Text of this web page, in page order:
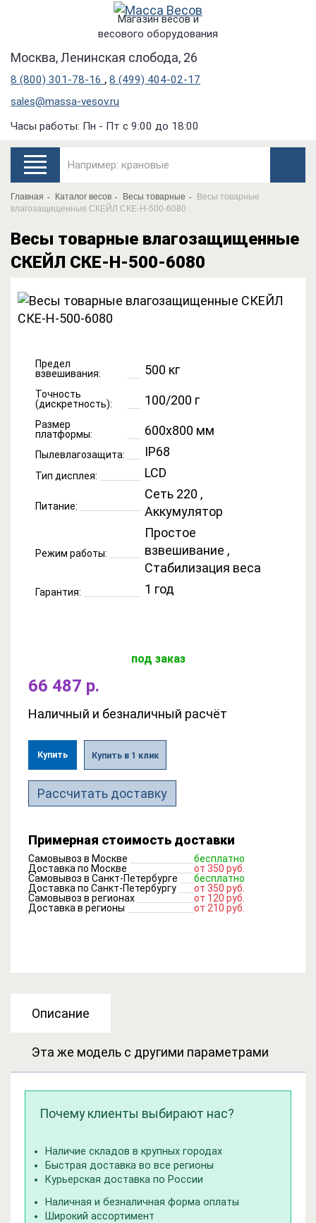
Магазин весов и
весового оборудования
Москва, Ленинская слобода, 26
8 (800) 301-78-16 , 8 (499) 404-02-17
sales@massa-vesov.ru
Часы работы: Пн - Пт с 9:00 до 18:00
Главная Каталог весов Весы товарные
Весы товарные
влагозащищенные СКЕЙЛ СКЕ-Н-500-6080
Весы товарные влагозащищенные
СКЕЙЛ СКЕ-Н-500-6080
Предел
взвешивания:
500 кг
Точность
(дискретность):
100/200 г
Размер
платформы:
600x800 мм
Пылевлагозащита: IP68
Тип дисплея: LCD
Питание:
Сеть 220 ,
Аккумулятор
Режим работы:
Простое
взвешивание ,
Стабилизация веса
Гарантия: 1 год
под заказ
66 487 р.
Наличный и безналичный расчёт
Купить Купить в 1 клик
Рассчитать доставку
Примерная стоимость доставки
Самовывоз в Москве
бесплатно
Доставка по Москве
от 350 руб.
Самовывоз в Санкт-Петербурге
бесплатно
Доставка по Санкт-Петербургу
от 350 руб.
Самовывоз в регионах
от 120 руб.
Доставка в регионы
от 210 руб.
Описание
Эта же модель с другими параметрами
Почему клиенты выбирают нас?
Наличие складов в крупных городах
Быстрая доставка во все регионы
Курьерская доставка по России
Наличная и безналичная форма оплаты
Широкий ассортимент